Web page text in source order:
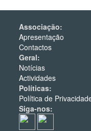
Associação:
Apresentação
Contactos
Geral:
Notícias
Actividades
Políticas:
Política de
Siga-nos: